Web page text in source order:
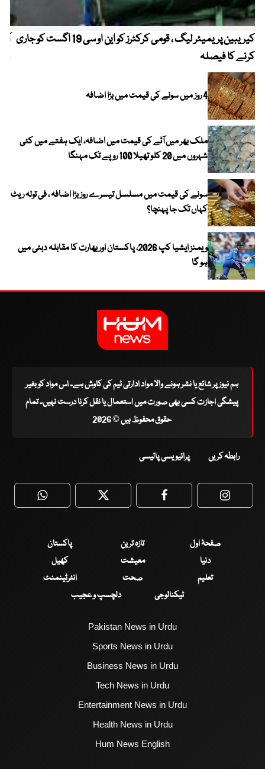
کیریبین پریمیئر لیگ ، قومی کرکٹرز کو این او سی 19 اگست کو جاری
کرنے کا فیصلہ
4 روز میں سونے کی قیمت میں بڑا اضافہ
ملک بھر میں آٹے کی قیمت میں اضافہ، ایک ہفتے میں کئی
شہروں میں 20 کلو تھیلا 100 روپے تک مہنگا
سونے کی قیمت میں مسلسل تیسرے روز بڑا اضافہ ، فی تولہ ریٹ
کہاں تک جا پہنچا؟
ویمنز ایشیا کپ 2026، پاکستان اور بھارت کا مقابلہ دبئی میں
ہو گا
ہم نیوز پر شائع یا نشر ہونے والا مواد ادارتی ٹیم کی کاوش ہے۔ اس مواد کو بغیر
پیشگی اجازت کسی بھی صورت میں استعمال یا نقل کرنا درست نہیں۔ تمام
حقوق محفوظ ہیں © 2026
رابطہ کریں پرائیویسی پالیسی
WhatsApp Twitter Facebook
صفحۂ اول تازہ ترین
پاکستان
دنیا
معیشت
کھیل
تعلیم
صحت
انٹرٹینمنٹ
ٹیکنالوجی
دلچسپ و عجیب
Pakistan News in Urdu
Sports News in Urdu
Business News in Urdu
Tech News in Urdu
Entertainment News in Urdu
Health News in Urdu
Hum News English